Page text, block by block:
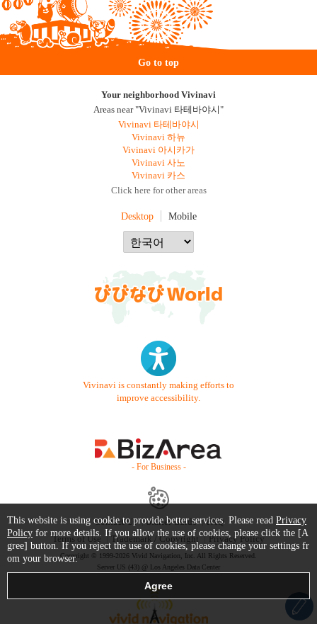
Go to top
Your neighborhood Vivinavi
Areas near "Vivinavi 타테바야시"
Vivinavi 타테바야시
Vivinavi 하뉴
Vivinavi 아시카가
Vivinavi 사노
Vivinavi 카스
Click here for other areas
Desktop Mobile
Vivinavi is constantly making efforts to
improve accessibility.
- For Business -
Contact Us Starter Guide
FAQ
Terms of Use
Trademark / Copyright Privacy Policy
Copyright © 1999-2026 Vivid Navigation, Inc. All Rights Reserved.
Server US (43) @ Los Angeles Data Center
This website is using cookie to provide better services. Please read Privacy
Policy for more details. If you allow the use of cookies, please click the [A
gree] button. If you reject the use of cookies, please change your settings fr
om your browser.